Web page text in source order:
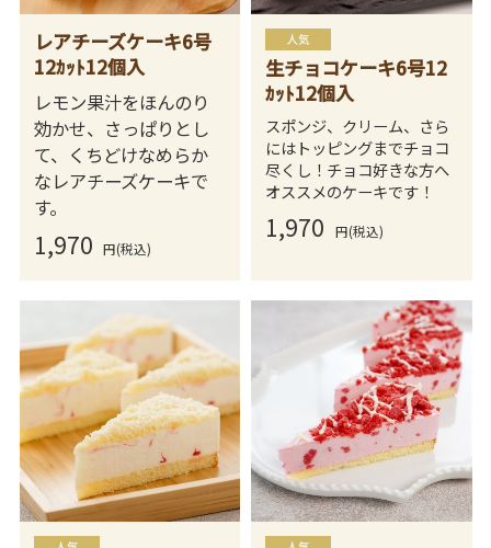
レアチーズケーキ6号
12ｶｯﾄ12個入
レモン果汁をほんのり
効かせ、さっぱりとし
て、くちどけなめらか
なレアチーズケーキで
す。
1,970 円(税込)
生チョコケーキ6号12
ｶｯﾄ12個入
スポンジ、クリーム、さら
にはトッピングまでチョコ
尽くし！チョコ好きな方へ
オススメのケーキです！
1,970 円(税込)